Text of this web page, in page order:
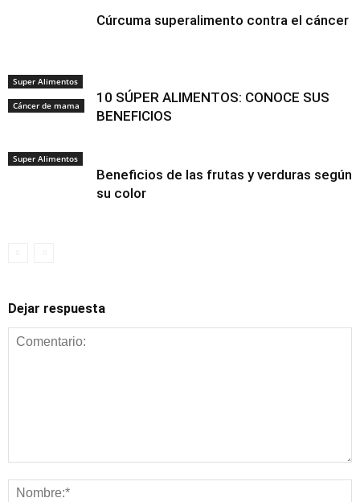
Cáncer de mama
Cúrcuma superalimento contra el cáncer
Super Alimentos
10 SÚPER ALIMENTOS: CONOCE SUS
BENEFICIOS
Super Alimentos
Beneficios de las frutas y verduras según
su color
Dejar respuesta